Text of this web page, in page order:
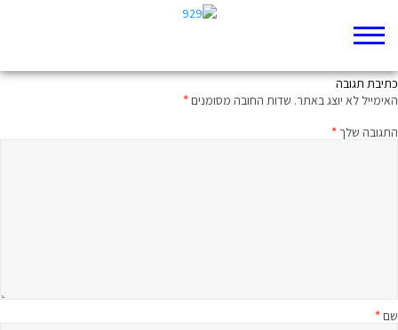
כתיבת תגובה
האימייל לא יוצג באתר. שדות החובה מסומנים*
התגובה שלך*
שם*